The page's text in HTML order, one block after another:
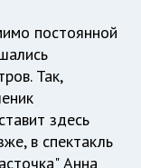
постоянной
Так,
здесь
в спектакль
Анна